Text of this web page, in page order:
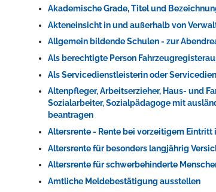
Die Stadthalle Hockenheim bietet den perfekten
mehr dazu...
Akademische Grade, Titel und
Akteneinsicht in und außerhalb von
Allgemein bildende Schulen - zur
Als berechtigte Person
Als Servicedienstleisterin oder
Altenpfleger, Arbeitserzieher, Haus- und
Sozialarbeiter, Sozialpädagoge mit
beantragen
Altersrente - Rente bei vorzeitigem Eintritt
Altersrente für besonders langjährig
Altersrente für schwerbehinderte
Amtliche Meldebestätigung ausstellen